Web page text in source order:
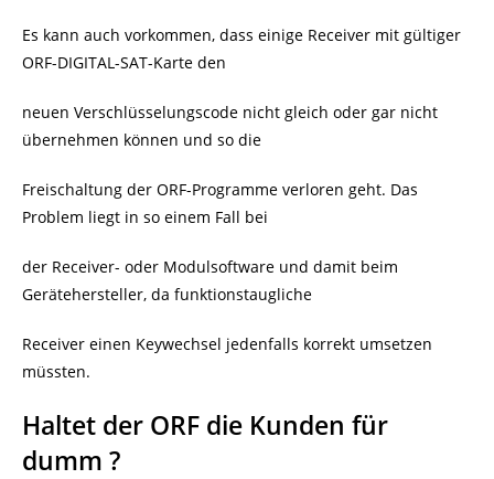
Es kann auch vorkommen, dass einige Receiver mit gültiger
ORF-DIGITAL-SAT-Karte den
neuen Verschlüsselungscode nicht gleich oder gar nicht
übernehmen können und so die
Freischaltung der ORF-Programme verloren geht. Das
Problem liegt in so einem Fall bei
der Receiver- oder Modulsoftware und damit beim
Gerätehersteller, da funktionstaugliche
Receiver einen Keywechsel jedenfalls korrekt umsetzen
müssten.
Haltet der ORF die Kunden für
dumm ?